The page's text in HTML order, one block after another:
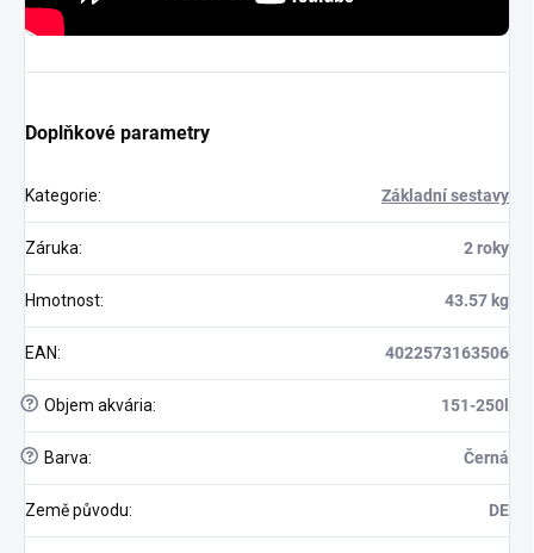
Doplňkové parametry
Kategorie: Základní sestavy
Záruka: 2 roky
Hmotnost: 43.57 kg
EAN: 4022573163506
? Objem akvária: 151-250l
? Barva: Černá
Země původu: DE